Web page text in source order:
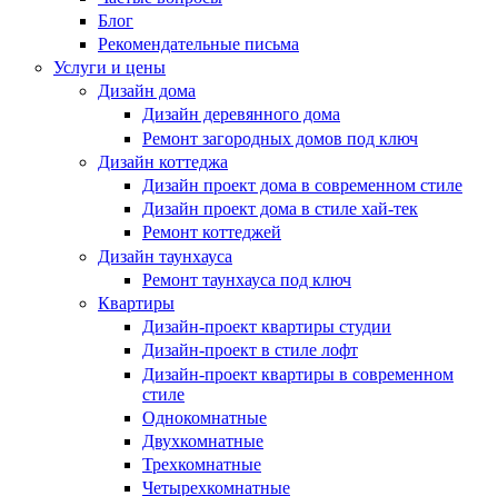
Блог
Рекомендательные письма
Услуги и цены
Дизайн дома
Дизайн деревянного дома
Ремонт загородных домов под ключ
Дизайн коттеджа
Дизайн проект дома в современном стиле
Дизайн проект дома в стиле хай-тек
Ремонт коттеджей
Дизайн таунхауса
Ремонт таунхауса под ключ
Квартиры
Дизайн-проект квартиры студии
Дизайн-проект в стиле лофт
Дизайн-проект квартиры в современном
стиле
Однокомнатные
Двухкомнатные
Трехкомнатные
Четырехкомнатные